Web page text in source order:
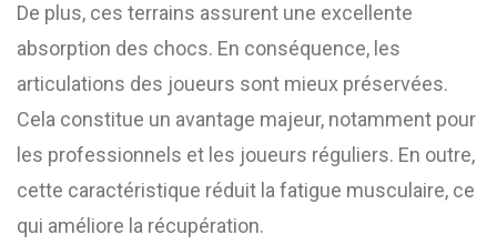
De plus, ces terrains assurent une excellente
absorption des chocs. En conséquence, les
articulations des joueurs sont mieux préservées.
Cela constitue un avantage majeur, notamment pour
les professionnels et les joueurs réguliers. En outre,
cette caractéristique réduit la fatigue musculaire, ce
qui améliore la récupération.